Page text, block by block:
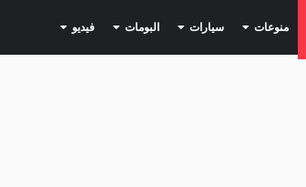
منوعات (current) سيارات (current) البومات (current) فيديو (current)